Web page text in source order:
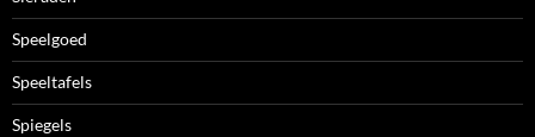
Speelgoed
Speeltafels
Spiegels